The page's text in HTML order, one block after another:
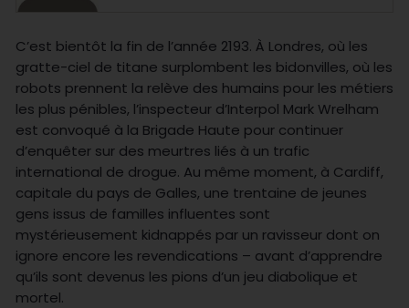
C’est bientôt la fin de l’année 2193. À Londres, où les
gratte-ciel de titane surplombent les bidonvilles, où les
robots prennent la relève des humains pour les métiers
les plus pénibles, l’inspecteur d’Interpol Mark Wrelham
est convoqué à la Brigade Haute pour continuer
d’enquêter sur des meurtres liés à un trafic
international de drogue. Au même moment, à Cardiff,
capitale du pays de Galles, une trentaine de jeunes
gens issus de familles influentes sont
mystérieusement kidnappés par un ravisseur dont on
ignore encore les revendications – avant d’apprendre
qu’ils sont devenus les pions d’un jeu diabolique et
mortel.